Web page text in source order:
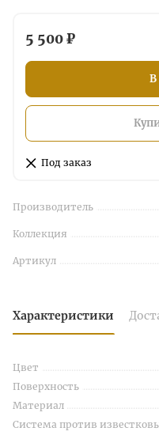
5 500 ₽
В
Под заказ
Производитель
Коллекция
Артикул
Характеристики
Цвет
Поверхность
Материал
Система против